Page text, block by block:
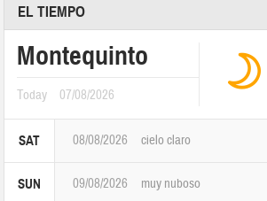
EL TIEMPO
Montequinto
Today 07/08/2026
SAT 08/08/2026 cielo claro
SUN 09/08/2026 muy nuboso